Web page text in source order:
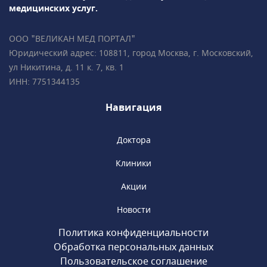
диагностикаПодробно всё объясним,
пациентов • Все врачи имеют
международные сертификаты Fetal Medicine
Foundation (Фонд медицины плода) • Всего в
2 минутах ходьбы от метро «Чистые пруды»,
медицинских услуг.
ООО "ВЕЛИКАН МЕД ПОРТАЛ"
Юридический адрес: 108811, город Москва, г. Московский,
ул Никитина, д. 11 к. 7, кв. 1
ИНН: 7751344135
Навигация
Доктора
Клиники
Акции
Новости
Политика конфиденциальности
Обработка персональных данных
Пользовательское соглашение